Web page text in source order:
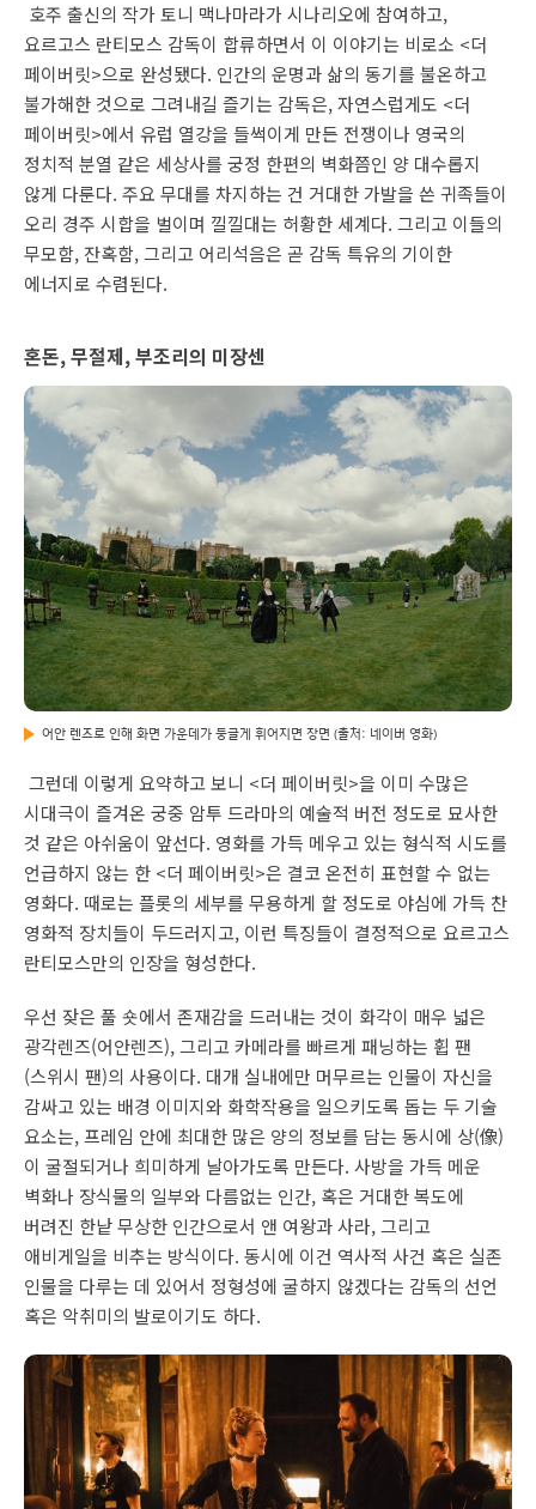
호주 출신의 작가 토니 맥나마라가 시나리오에 참여하고,
요르고스 란티모스 감독이 합류하면서 이 이야기는 비로소 <더
페이버릿>으로 완성됐다. 인간의 운명과 삶의 동기를 불온하고
불가해한 것으로 그려내길 즐기는 감독은, 자연스럽게도 <더
페이버릿>에서 유럽 열강을 들썩이게 만든 전쟁이나 영국의
정치적 분열 같은 세상사를 궁정 한편의 벽화쯤인 양 대수롭지
않게 다룬다. 주요 무대를 차지하는 건 거대한 가발을 쓴 귀족들이
오리 경주 시합을 벌이며 낄낄대는 허황한 세계다. 그리고 이들의
무모함, 잔혹함, 그리고 어리석음은 곧 감독 특유의 기이한
에너지로 수렴된다.
혼돈, 무절제, 부조리의 미장센
어안 렌즈로 인해 화면 가운데가 둥글게 휘어지면 장면 (출처: 네이버 영화)
그런데 이렇게 요약하고 보니 <더 페이버릿>을 이미 수많은
시대극이 즐겨온 궁중 암투 드라마의 예술적 버전 정도로 묘사한
것 같은 아쉬움이 앞선다. 영화를 가득 메우고 있는 형식적 시도를
언급하지 않는 한 <더 페이버릿>은 결코 온전히 표현할 수 없는
영화다. 때로는 플롯의 세부를 무용하게 할 정도로 야심에 가득 찬
영화적 장치들이 두드러지고, 이런 특징들이 결정적으로 요르고스
란티모스만의 인장을 형성한다.
우선 잦은 풀 숏에서 존재감을 드러내는 것이 화각이 매우 넓은
광각렌즈(어안렌즈), 그리고 카메라를 빠르게 패닝하는 휩 팬
(스위시 팬)의 사용이다. 대개 실내에만 머무르는 인물이 자신을
감싸고 있는 배경 이미지와 화학작용을 일으키도록 돕는 두 기술
요소는, 프레임 안에 최대한 많은 양의 정보를 담는 동시에 상(像)
이 굴절되거나 희미하게 날아가도록 만든다. 사방을 가득 메운
벽화나 장식물의 일부와 다름없는 인간, 혹은 거대한 복도에
버려진 한낱 무상한 인간으로서 앤 여왕과 사라, 그리고
애비게일을 비추는 방식이다. 동시에 이건 역사적 사건 혹은 실존
인물을 다루는 데 있어서 정형성에 굴하지 않겠다는 감독의 선언
혹은 악취미의 발로이기도 하다.